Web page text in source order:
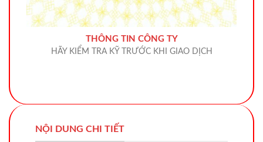
THÔNG TIN CÔNG TY
HÃY KIỂM TRA KỸ TRƯỚC KHI GIAO DỊCH
NỘI DUNG CHI TIẾT